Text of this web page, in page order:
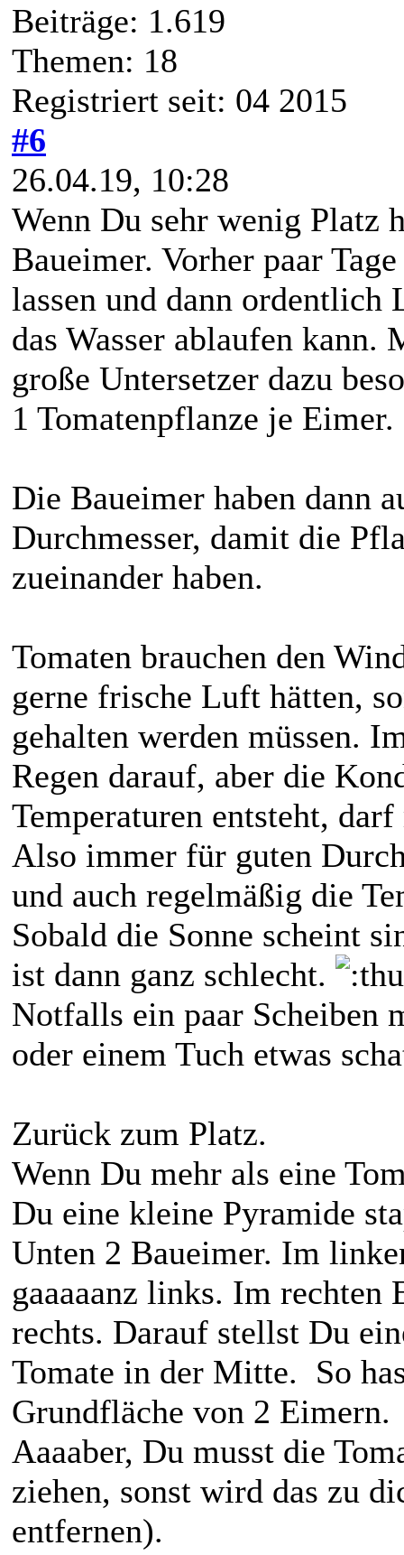
Beiträge: 1.619
Themen: 18
Registriert seit: 04 2015
#6
26.04.19, 10:28
Wenn Du sehr wenig Platz
Baueimer. Vorher paar
lassen und dann ordentlich
das Wasser ablaufen
große Untersetzer dazu
1 Tomatenpflanze je Eimer.
Die Baueimer haben dann
Durchmesser, damit die
zueinander haben.
Tomaten brauchen den
gerne frische Luft hätten,
gehalten werden müssen.
Regen darauf, aber die
Temperaturen entsteht,
Also immer für guten
und auch regelmäßig die
Sobald die Sonne scheint
ist dann ganz schlecht.
Notfalls ein paar Scheiben
oder einem Tuch etwas
Zurück zum Platz.
Wenn Du mehr als eine
Du eine kleine Pyramide
Unten 2 Baueimer. Im
gaaaaanz links. Im rechten
rechts. Darauf stellst Du
Tomate in der Mitte. So
Grundfläche von 2 Eimern.
Aaaaber, Du musst die
ziehen, sonst wird das zu
entfernen).